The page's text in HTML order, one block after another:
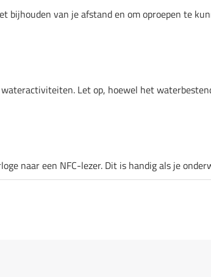
bijhouden van je afstand en om oproepen te
Let op, hoewel het
naar een NFC-lezer. Dit is handig als je